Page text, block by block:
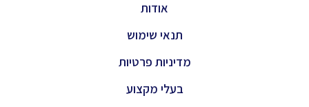
אודות
תנאי שימוש
מדיניות פרטיות
בעלי מקצוע